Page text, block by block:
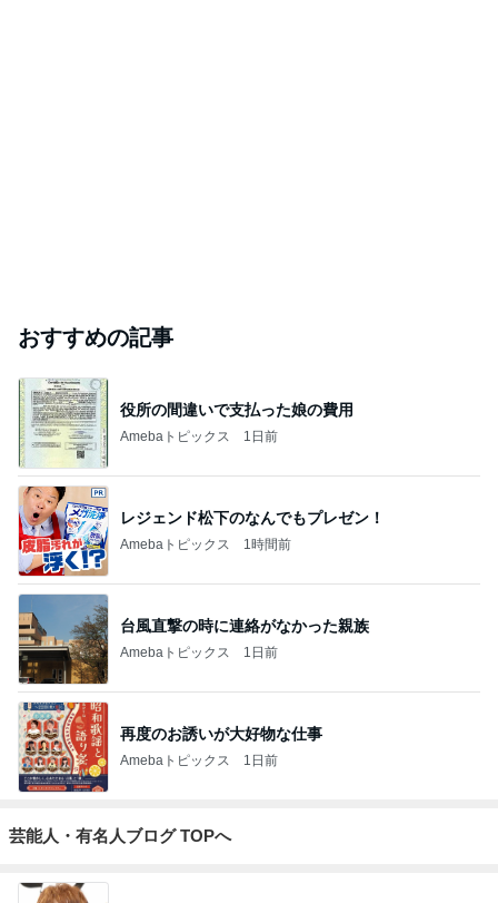
おすすめの記事
役所の間違いで支払った娘の費用
Amebaトピックス 1日前
レジェンド松下のなんでもプレゼン！
Amebaトピックス 1時間前
台風直撃の時に連絡がなかった親族
Amebaトピックス 1日前
再度のお誘いが大好物な仕事
Amebaトピックス 1日前
芸能人・有名人ブログ TOPへ